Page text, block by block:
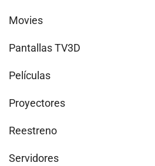
Movies
Pantallas TV3D
Películas
Proyectores
Reestreno
Servidores